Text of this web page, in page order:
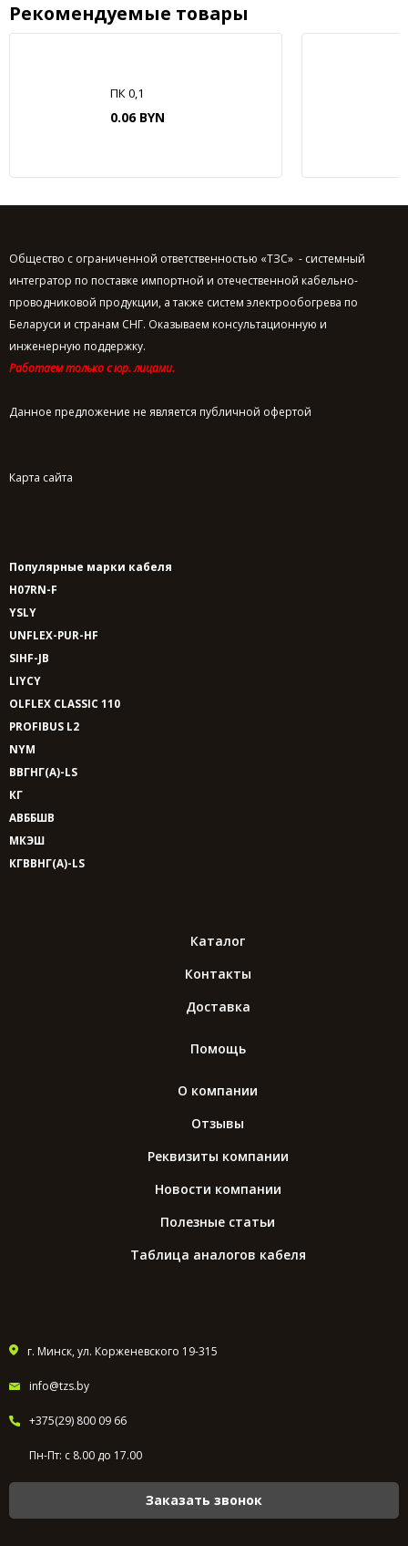
Рекомендуемые товары
ПК 0,1
0.06 BYN
Общество с ограниченной ответственностью «ТЗС» - системный
интегратор по поставке импортной и отечественной кабельно-
проводниковой продукции, а также систем электрообогрева по
Беларуси и странам СНГ. Оказываем консультационную и
инженерную поддержку.
Работаем только с юр. лицами.
Данное предложение не является публичной офертой
Карта сайта
Популярные марки кабеля
H07RN-F
YSLY
UNFLEX-PUR-HF
SIHF-JB
LIYCY
OLFLEX CLASSIC 110
PROFIBUS L2
NYM
ВВГНГ(A)-LS
КГ
АВББШВ
МКЭШ
КГВВНГ(A)-LS
Каталог
Контакты
Доставка
Помощь
О компании
Отзывы
Реквизиты компании
Новости компании
Полезные статьи
Таблица аналогов кабеля
г. Минск, ул. Корженевского 19-315
info@tzs.by
+375(29) 800 09 66
Пн-Пт: с 8.00 до 17.00
Заказать звонок